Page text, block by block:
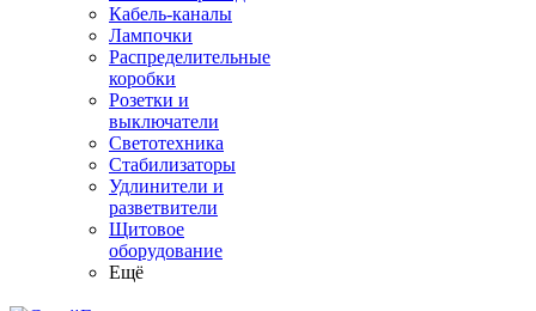
Кабель-каналы
Лампочки
Распределительные
коробки
Розетки и
выключатели
Светотехника
Стабилизаторы
Удлинители и
разветвители
Щитовое
оборудование
Ещё